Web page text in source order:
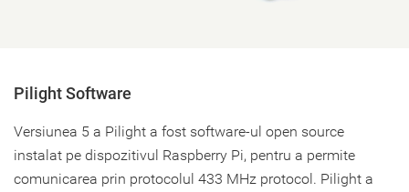
Pilight Software
Versiunea 5 a Pilight a fost software-ul open source
instalat pe dispozitivul Raspberry Pi, pentru a permite
comunicarea prin protocolul 433 MHz protocol. Pilight a